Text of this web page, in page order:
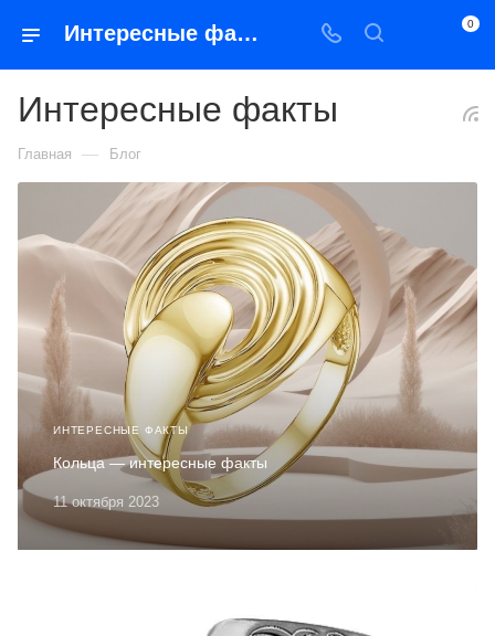
Интересные факты 0
Интересные факты
Главная — Блог
ИНТЕРЕСНЫЕ ФАКТЫ
11 октября 2023
Кольца — интересные факты